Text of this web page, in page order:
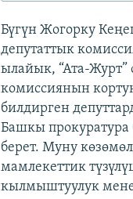
Бүгүн Жогорку
депутаттык
ылайык, “Ата-
комиссиянын
билдирген
Башкы прокуратура
берет. Муну
мамлекеттик
кылмыштуулук